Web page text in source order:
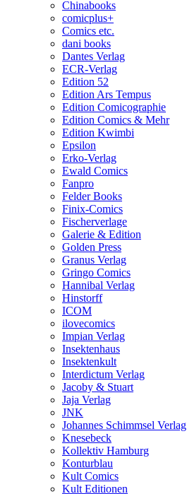
Chinabooks
comicplus+
Comics etc.
dani books
Dantes Verlag
ECR-Verlag
Edition 52
Edition Ars Tempus
Edition Comicographie
Edition Comics & Mehr
Edition Kwimbi
Epsilon
Erko-Verlag
Ewald Comics
Fanpro
Felder Books
Finix-Comics
Fischerverlage
Galerie & Edition
Golden Press
Granus Verlag
Gringo Comics
Hannibal Verlag
Hinstorff
ICOM
ilovecomics
Impian Verlag
Insektenhaus
Insektenkult
Interdictum Verlag
Jacoby & Stuart
Jaja Verlag
JNK
Johannes Schimmsel Verlag
Knesebeck
Kollektiv Hamburg
Konturblau
Kult Comics
Kult Editionen